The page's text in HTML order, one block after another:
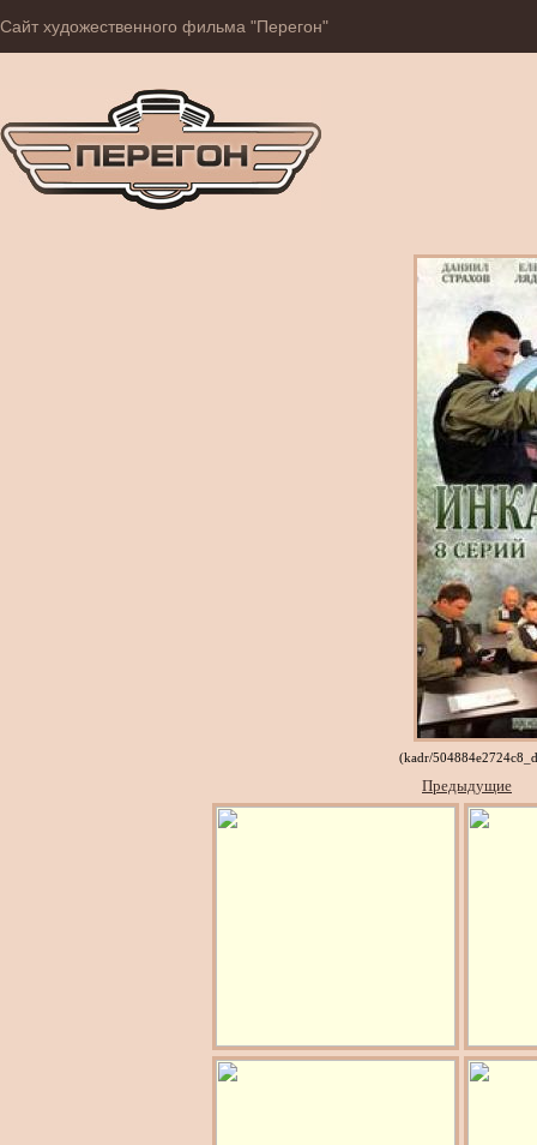
Сайт художественного фильма "Перегон"
(kadr/
Предыдущие